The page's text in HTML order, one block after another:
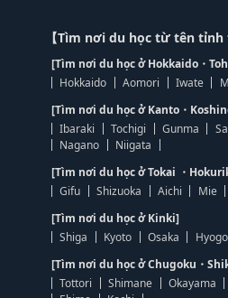
【Tìm nơi du học từ tên tỉnh
[Tìm nơi du học ở Hokkaido・
Hokkaido
Aomori Iwate
[Tìm nơi du học ở Kanto・
Ibaraki
Tochigi Gunma
Nagano
Niigata
[Tìm nơi du học ở Tokai ・
Gifu
Shizuoka Aichi Mie
[Tìm nơi du học ở Kinki]
Shiga
Kyoto Osaka Hyogo
[Tìm nơi du học ở Chugoku・
Tottori
Shimane Okayama